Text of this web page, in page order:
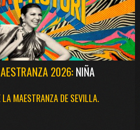
2026:NIÑA
MAESTRANZA DE SEVILLA.